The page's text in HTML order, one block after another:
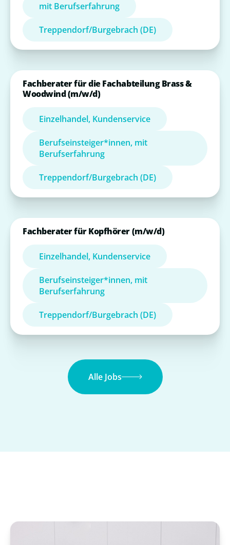
mit Berufserfahrung
Treppendorf/Burgebrach (DE)
Fachberater für die Fachabteilung Brass &
Woodwind (m/w/d)
Einzelhandel, Kundenservice
Berufseinsteiger*innen, mit
Berufserfahrung
Treppendorf/Burgebrach (DE)
Fachberater für Kopfhörer (m/w/d)
Einzelhandel, Kundenservice
Berufseinsteiger*innen, mit
Berufserfahrung
Treppendorf/Burgebrach (DE)
Alle Jobs